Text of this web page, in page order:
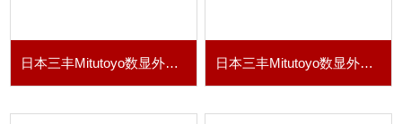
日本三丰Mitutoyo数显外径千分尺293-246-30 日本三丰Mitutoyo数显外径千分尺293-245-30